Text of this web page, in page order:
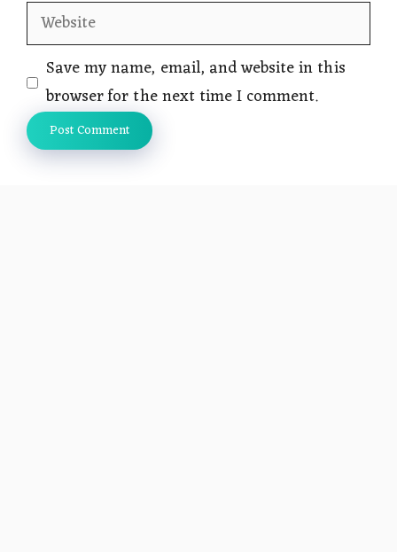
Website
Save my name, email, and website in this
browser for the next time I comment.